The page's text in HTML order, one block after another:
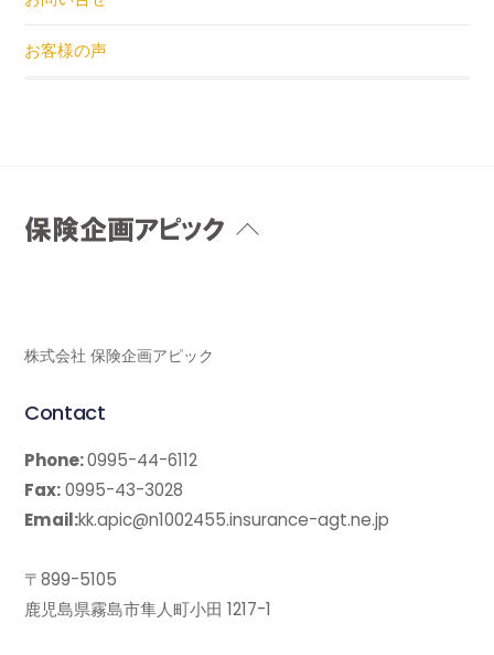
お客様の声
Back
株式会社 保険企画アピック
Contact
Phone:0995-44-6112
Fax:0995-43-3028
Email:kk.apic@n1002455.insurance-agt.ne.jp
〒899-5105
鹿児島県霧島市隼人町小田 1217-1